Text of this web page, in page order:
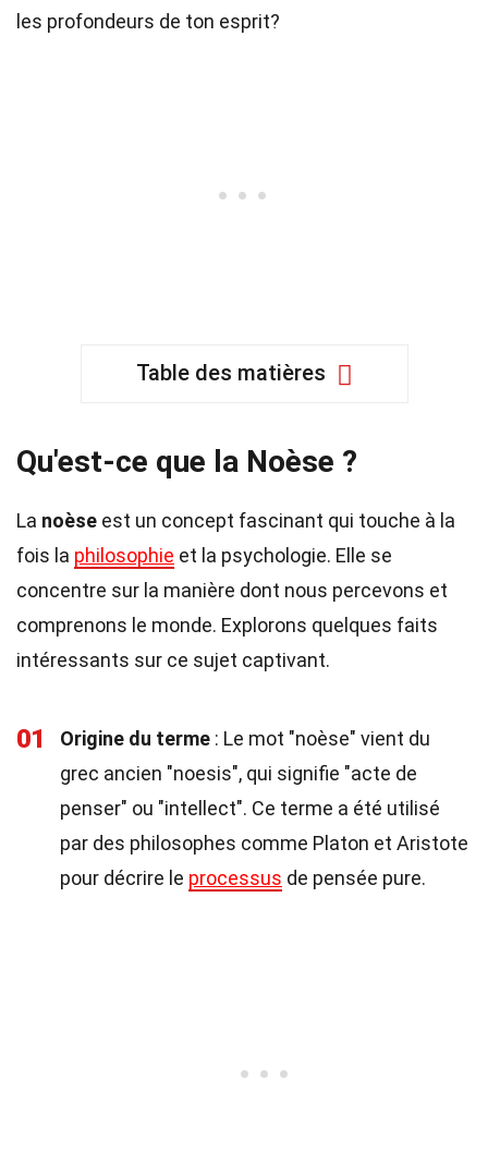
les profondeurs de ton esprit?
Table des matières
Qu'est-ce que la Noèse ?
La noèse est un concept fascinant qui touche à la
fois la philosophie et la psychologie. Elle se
concentre sur la manière dont nous percevons et
comprenons le monde. Explorons quelques faits
intéressants sur ce sujet captivant.
01 Origine du terme : Le mot "noèse" vient du
grec ancien "noesis", qui signifie "acte de
penser" ou "intellect". Ce terme a été utilisé
par des philosophes comme Platon et Aristote
pour décrire le processus de pensée pure.